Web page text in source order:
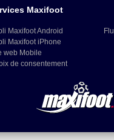
Maxifoot
Maxifoot Android
Maxifoot iPhone
web Mobile
de consentement